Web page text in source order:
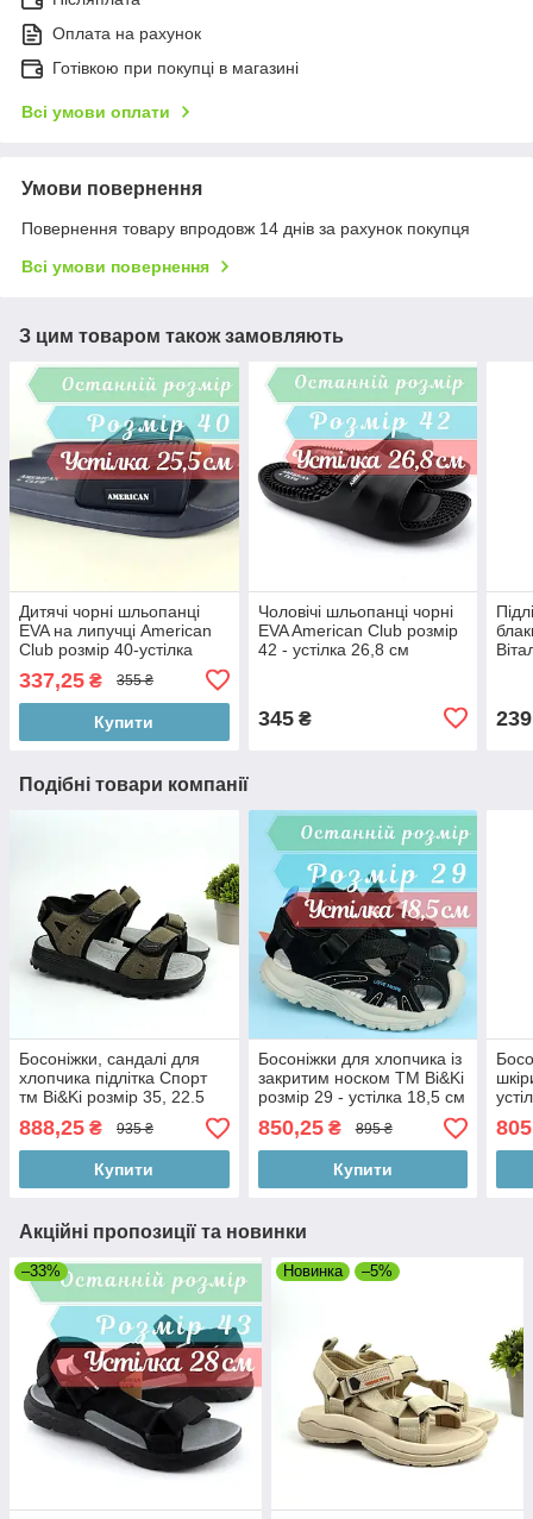
Оплата на рахунок
Готівкою при покупці в магазині
Всі умови оплати
Умови повернення
Повернення товару впродовж 14 днів за рахунок покупця
Всі умови повернення
З цим товаром також замовляють
Дитячі чорні шльопанці
EVA на липучці American
Club розмір 40-устілка
337,25 ₴ 355 ₴
Купити
Чоловічі шльопанці чорні
EVA American Club розмір
42 - устілка 26,8 см
345₴ 239
Подібні товари компанії
Босоніжки, сандалі для
хлопчика підлітка Спорт
тм Bi&Ki розмір 35, 22.5
см
888,25 ₴ 935 ₴
Купити
Босоніжки для хлопчика із
закритим носком ТМ Bi&Ki
розмір 29 - устілка 18,5 см
850,25₴ 895 ₴
Купити
Акційні пропозиції та новинки
–33% Новинка –5%